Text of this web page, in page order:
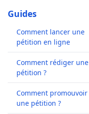
Guides
Comment lancer une
pétition en ligne
Comment rédiger une
pétition ?
Comment promouvoir
une pétition ?